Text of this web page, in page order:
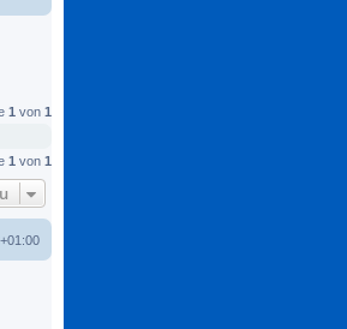
1 von 1
1 von 1